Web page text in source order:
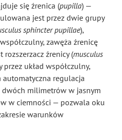
się źrenica (pupilla) —
jest przez dwie grupy
sphincter pupillae),
zawęża źrenicę
źrenicy (musculus
przez układ współczulny,
automatyczna regulacja
dwóch milimetrów w jasnym
w ciemności — pozwala oku
warunków